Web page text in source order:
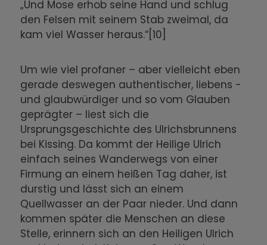
„Und Mose erhob seine Hand und schlug
den Felsen mit seinem Stab zweimal, da
kam viel Wasser heraus.“[10]
Um wie viel profaner – aber vielleicht eben
gerade deswegen authentischer, liebens -
und glaubwürdiger und so vom Glauben
geprägter – liest sich die
Ursprungsgeschichte des Ulrichsbrunnens
bei Kissing. Da kommt der Heilige Ulrich
einfach seines Wanderwegs von einer
Firmung an einem heißen Tag daher, ist
durstig und lässt sich an einem
Quellwasser an der Paar nieder. Und dann
kommen später die Menschen an diese
Stelle, erinnern sich an den Heiligen Ulrich